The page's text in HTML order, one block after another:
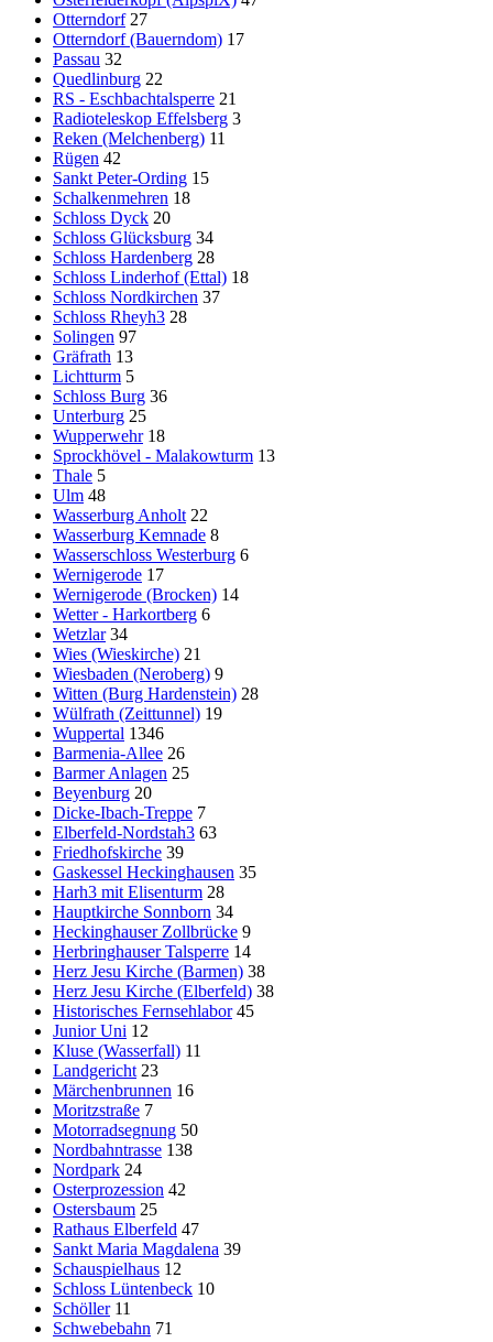
Otterndorf 27
Otterndorf (Bauerndom) 17
Passau 32
Quedlinburg 22
RS - Eschbachtalsperre 21
Radioteleskop Effelsberg 3
Reken (Melchenberg) 11
Rügen 42
Sankt Peter-Ording 15
Schalkenmehren 18
Schloss Dyck 20
Schloss Glücksburg 34
Schloss Hardenberg 28
Schloss Linderhof (Ettal) 18
Schloss Nordkirchen 37
Schloss Rheyh3 28
Solingen 97
Gräfrath 13
Lichtturm 5
Schloss Burg 36
Unterburg 25
Wupperwehr 18
Sprockhövel - Malakowturm 13
Thale 5
Ulm 48
Wasserburg Anholt 22
Wasserburg Kemnade 8
Wasserschloss Westerburg 6
Wernigerode 17
Wernigerode (Brocken) 14
Wetter - Harkortberg 6
Wetzlar 34
Wies (Wieskirche) 21
Wiesbaden (Neroberg) 9
Witten (Burg Hardenstein) 28
Wülfrath (Zeittunnel) 19
Wuppertal 1346
Barmenia-Allee 26
Barmer Anlagen 25
Beyenburg 20
Dicke-Ibach-Treppe 7
Elberfeld-Nordstah3 63
Friedhofskirche 39
Gaskessel Heckinghausen 35
Harh3 mit Elisenturm 28
Hauptkirche Sonnborn 34
Heckinghauser Zollbrücke 9
Herbringhauser Talsperre 14
Herz Jesu Kirche (Barmen) 38
Herz Jesu Kirche (Elberfeld) 38
Historisches Fernsehlabor 45
Junior Uni 12
Kluse (Wasserfall) 11
Landgericht 23
Märchenbrunnen 16
Moritzstraße 7
Motorradsegnung 50
Nordbahntrasse 138
Nordpark 24
Osterprozession 42
Ostersbaum 25
Rathaus Elberfeld 47
Sankt Maria Magdalena 39
Schauspielhaus 12
Schloss Lüntenbeck 10
Schöller 11
Schwebebahn 71